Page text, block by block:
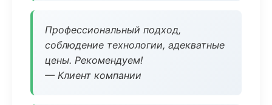
Профессиональный подход,
соблюдение технологии, адекватные
цены. Рекомендуем!
— Клиент компании